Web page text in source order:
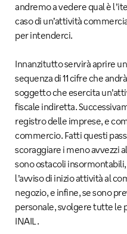
andremo a vedere qual è
caso di un’attività
per intenderci.
Innanzitutto servirà aprire
sequenza di 11 cifre che
soggetto che esercita
fiscale indiretta.
registro delle imprese, e
commercio. Fatti questi
scoraggiare i meno avvezzi
sono ostacoli
l’avviso di inizio attività al
negozio, e infine, se sono
personale, svolgere tutte le
INAIL.